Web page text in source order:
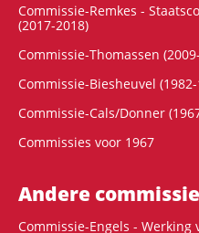
Commissie-Remkes -
(2017-2018)
Commissie-Thomassen
Commissie-Biesheuvel
Commissie-Cals/Donner
Commissies voor 1967
Andere
Commissie-Engels -